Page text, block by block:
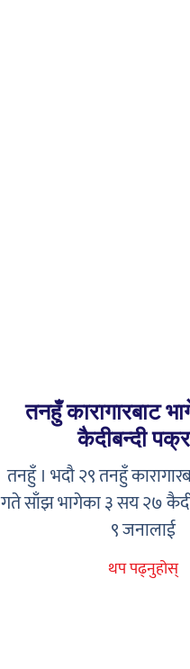
तनहुँ कारागारबाट
कैदीबन्दी
तनहुँ । भदौ २९ तनहुँ
गते साँझ भागेका ३ सय २७
९ जनालाई
थप पढ्नुहोस्